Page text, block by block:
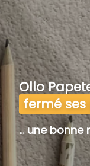
Ollo
fermé
... une bonne